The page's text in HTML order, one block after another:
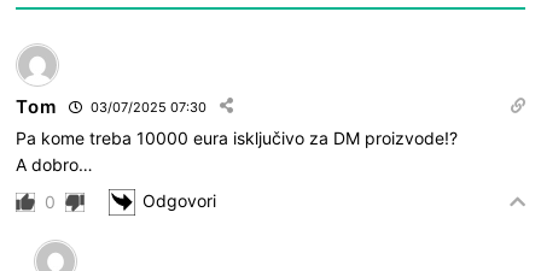
Tom 03/07/2025 07:30
Pa kome treba 10000 eura isključivo za DM proizvode!?
A dobro…
0
Odgovori